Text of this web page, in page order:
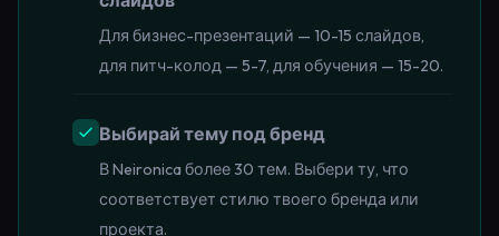
Для бизнес-презентаций — 10-15 слайдов,
для питч-колод — 5-7, для обучения — 15-20.
Выбирай тему под бренд
В Neironica более 30 тем. Выбери ту, что
соответствует стилю твоего бренда или
проекта.